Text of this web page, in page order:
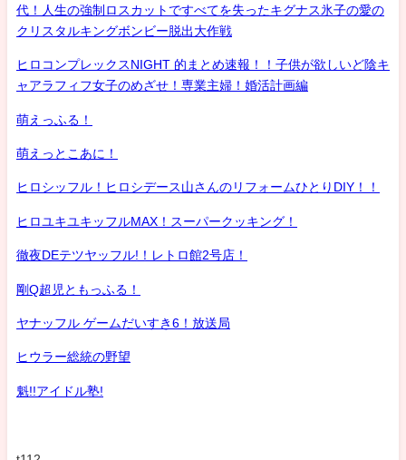
代！人生の強制ロスカットですべてを失ったキグナス氷子の愛の
クリスタルキングボンビー脱出大作戦
ヒロコンプレックスNIGHT 的まとめ速報！！子供が欲しいど陰キ
ャアラフィフ女子のめざせ！専業主婦！婚活計画編
萌えっふる！
萌えっとこあに！
ヒロシッフル！ヒロシデース山さんのリフォームひとりDIY！！
ヒロユキユキッフルMAX！スーパークッキング！
徹夜DEテツヤッフル!！レトロ館2号店！
剛Q超児ともっふる！
ヤナッフル ゲームだいすき6！放送局
ヒウラー総統の野望
魁!!アイドル塾!